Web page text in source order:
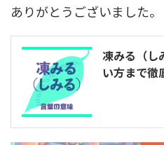
ありがとうございました。
凍みる（し
い方まで徹